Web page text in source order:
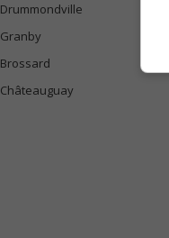
Drummondville
Granby
Brossard
Châteauguay